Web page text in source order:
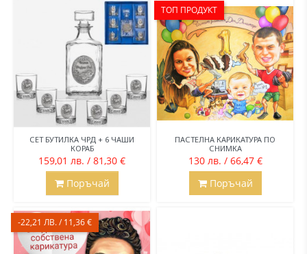
СЕТ БУТИЛКА ЧРД + 6 ЧАШИ
КОРАБ
159,01 лв. / 81,30 €
Поръчай
ПАСТЕЛНА КАРИКАТУРА ПО
СНИМКА
130 лв. / 66,47 €
ТОП ПРОДУКТ
Поръчай
-22,21 ЛВ. / 11,36 €